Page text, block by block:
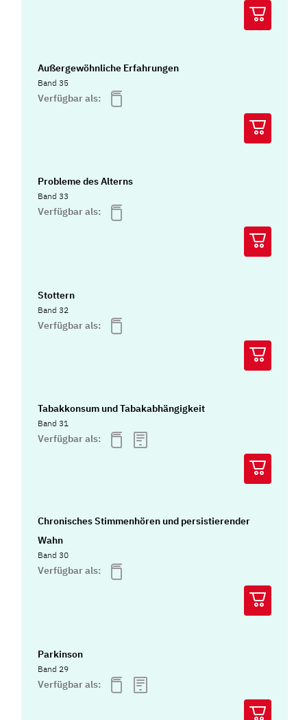
Außergewöhnliche Erfahrungen
Band 35
Verfügbar als:
Probleme des Alterns
Band 33
Verfügbar als:
Stottern
Band 32
Verfügbar als:
Tabakkonsum und Tabakabhängigkeit
Band 31
Verfügbar als:
Chronisches Stimmenhören und persistierender
Wahn
Band 30
Verfügbar als:
Parkinson
Band 29
Verfügbar als: